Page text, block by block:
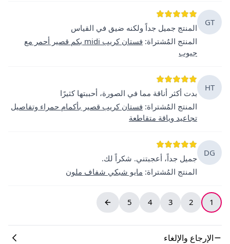
GT
المنتج جميل جداً ولكنه ضيق في القياس
المنتج المُشتراة:
فستان كريب midi بكم قصير أحمر مع
جيوب
HT
بدت أكثر أناقة مما في الصورة، أحببتها كثيرًا
المنتج المُشتراة: فستان كريب قصير بأكمام حمراء وتفاصيل
تجاعيد وياقة متقاطعة
DG
جميل جداً، أعجبتني. شكراً لك.
المنتج المُشتراة: مايو شبكي شفاف ملون
1
2
3
4
5
الإرجاع والإلغاء